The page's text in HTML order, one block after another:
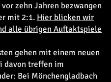
zehn Jahren bezwangen
mit 2:1. Hier blicken wir
alle übrigen Auftaktspiele
gehen mit einem neuen
davon treffen im
Bei Mönchengladbach